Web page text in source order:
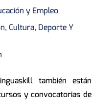
y Empleo
Cultura, Deporte Y
también están
y convocatorias de